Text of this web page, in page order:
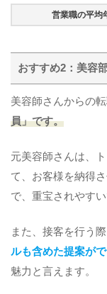
営業職の平均
おすすめ2：美容
美容師さんからの転
員」です。
元美容師さんは、
て、お客様を納得
で、重宝されやすい
また、接客を行う
ルも含めた提案が
魅力と言えます。